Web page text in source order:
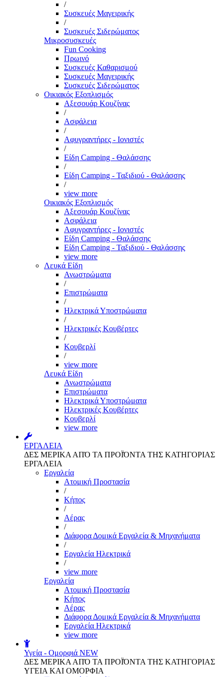
/
Συσκευές Μαγειρικής
/
Συσκευές Σιδερώματος
Μικροσυσκευές
Fun Cooking
Πρωινό
Συσκευές Καθαρισμού
Συσκευές Μαγειρικής
Συσκευές Σιδερώματος
Οικιακός Εξοπλισμός
Αξεσουάρ Κουζίνας
/
Ασφάλεια
/
Αφυγραντήρες - Ιονιστές
/
Είδη Camping - Θαλάσσης
/
Είδη Camping - Ταξιδιού - Θαλάσσης
/
view more
Οικιακός Εξοπλισμός
Αξεσουάρ Κουζίνας
Ασφάλεια
Αφυγραντήρες - Ιονιστές
Είδη Camping - Θαλάσσης
Είδη Camping - Ταξιδιού - Θαλάσσης
view more
Λευκά Είδη
Ανωστρώματα
/
Επιστρώματα
/
Ηλεκτρικά Υποστρώματα
/
Ηλεκτρικές Κουβέρτες
/
Κουβερλί
/
view more
Λευκά Είδη
Ανωστρώματα
Επιστρώματα
Ηλεκτρικά Υποστρώματα
Ηλεκτρικές Κουβέρτες
Κουβερλί
view more
ΕΡΓΑΛΕΙΑ
ΔΕΣ ΜΕΡΙΚΑ ΑΠΌ ΤΑ ΠΡΟΪΌΝΤΑ ΤΗΣ ΚΑΤΗΓΟΡΙΑΣ
ΕΡΓΑΛΕΙΑ
Εργαλεία
Aτομική Προστασία
/
Kήπος
/
Αέρας
/
Διάφορα Δομικά Εργαλεία & Μηχανήματα
/
Εργαλεία Ηλεκτρικά
/
view more
Εργαλεία
Aτομική Προστασία
Kήπος
Αέρας
Διάφορα Δομικά Εργαλεία & Μηχανήματα
Εργαλεία Ηλεκτρικά
view more
Υγεία - Ομορφιά NEW
ΔΕΣ ΜΕΡΙΚΑ ΑΠΌ ΤΑ ΠΡΟΪΌΝΤΑ ΤΗΣ ΚΑΤΗΓΟΡΙΑΣ
ΥΓΕΙΑ ΚΑΙ ΟΜΟΡΦΙΑ